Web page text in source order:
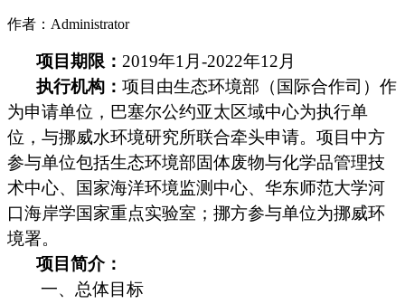
作者：Administrator
项目期限： 2019年1月-2022年12月
执行机构： 项目由生态环境部（国际合作司）作
为申请单位，巴塞尔公约亚太区域中心为执行单
位，与挪威水环境研究所联合牵头申请。项目中方
参与单位包括生态环境部固体废物与化学品管理技
术中心、国家海洋环境监测中心、华东师范大学河
口海岸学国家重点实验室；挪方参与单位为挪威环
境署。
项目简介：
一、总体目标